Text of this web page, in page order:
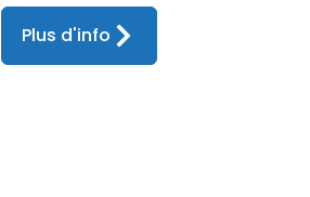
Plus d'info